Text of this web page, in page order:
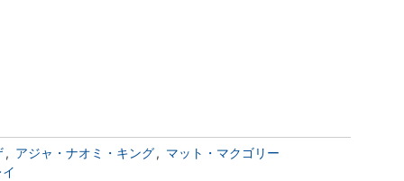
アジャ・ナオミ・キング
マット・マクゴリー